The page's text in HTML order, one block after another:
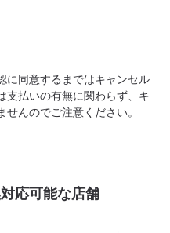
に同意するまではキャンセル
支払いの有無に関わらず、キ
んのでご注意ください。
応可能な店舗